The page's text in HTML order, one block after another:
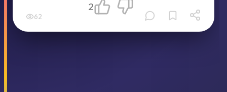
62
2